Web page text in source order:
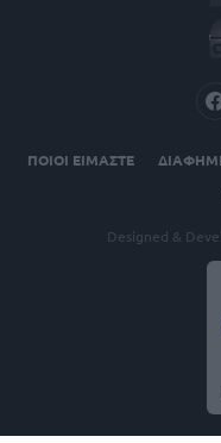
ΠΟΙΟΙ ΕΙΜΑΣΤΕ
Designed &